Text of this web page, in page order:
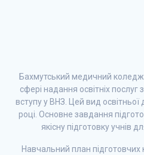
Бахмутський медичний коледж
сфері надання освітніх послуг
вступу у ВНЗ. Цей вид освітньої
році. Основне завдання
якісну підготовку учнів
Навчальний план підготовчих